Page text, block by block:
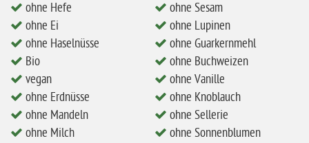
ohne Senf
ohne Sesam
ohne Lupinen
ohne Guarkernmehl
ohne Buchweizen
ohne Vanille
ohne Hefe
ohne Ei
ohne Haselnüsse
Bio
vegan
ohne Erdnüsse
ohne Mandeln
ohne Milch
ohne Sesam
ohne Lupinen
ohne Guarkernmehl
ohne Buchweizen
ohne Vanille
ohne Knoblauch
ohne Sellerie
ohne Sonnenblumen